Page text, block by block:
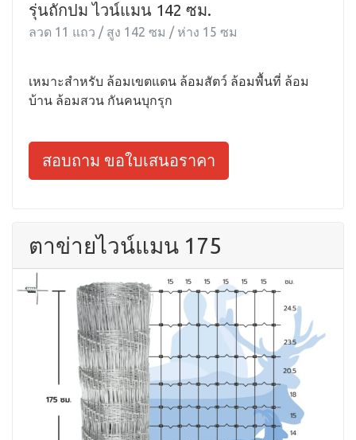
รุ่นถักปม ไวน์แมน 142 ซม.
ลวด 11 แถว / สูง 142 ซม / ห่าง 15 ซม
เหมาะสำหรับ ล้อมเขตแดน ล้อมสัตว์ ล้อมพื้นที่ ล้อม
บ้าน ล้อมสวน กันคนบุกรุก
สอบถาม ขอใบเสนอราคา
ตาข่ายไวน์แมน 175